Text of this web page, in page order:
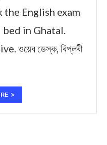
English exam
in Ghatal.
ওয়েব ডেস্ক, বিপ্লবী